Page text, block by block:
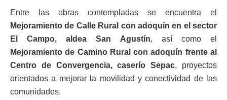
Entre las obras contempladas se encuentra el
Mejoramiento de Calle Rural con adoquín en el sector
El Campo, aldea San Agustín, así como el
Mejoramiento de Camino Rural con adoquín frente al
Centro de Convergencia, caserío Sepac, proyectos
orientados a mejorar la movilidad y conectividad de las
comunidades.